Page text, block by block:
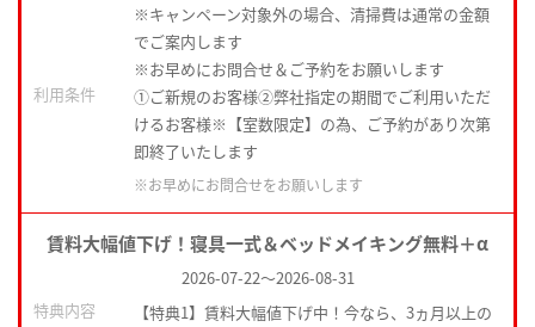
※キャンペーン対象外の場合、清掃費は通常の金額
でご案内します
※お早めにお問合せ＆ご予約をお願いします
利用条件
①ご新規のお客様②弊社指定の期間でご利用いただ
けるお客様※【室数限定】の為、ご予約があり次第
即終了いたします
※お早めにお問合せをお願いします
賃料大幅値下げ！寝具一式＆ベッドメイキング無料＋α
2026-07-22～2026-08-31
特典内容
【特典1】賃料大幅値下げ中！今なら、3ヵ月以上の